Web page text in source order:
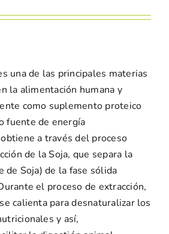
una de las principales materias
la alimentación humana y
como suplemento proteico
fuente de energía
a través del proceso
de la Soja, que separa la
de Soja) de la fase sólida
el proceso de extracción,
calienta para desnaturalizar los
y así,